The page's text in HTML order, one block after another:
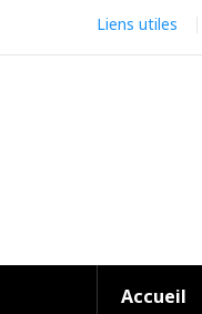
content
Liens utiles
Accueil